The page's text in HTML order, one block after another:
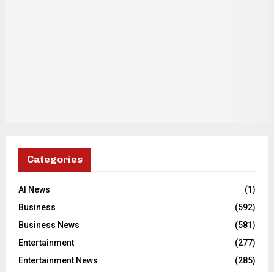
Categories
AI News
(1)
Business
(592)
Business News
(581)
Entertainment
(277)
Entertainment News
(285)